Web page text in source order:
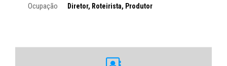
Ocupação Diretor, Roteirista, Produtor